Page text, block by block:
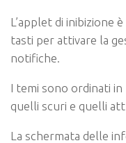
L’applet di inibizione
tasti per attivare la
notifiche.
I temi sono ordinati in
quelli scuri e quelli
La schermata delle